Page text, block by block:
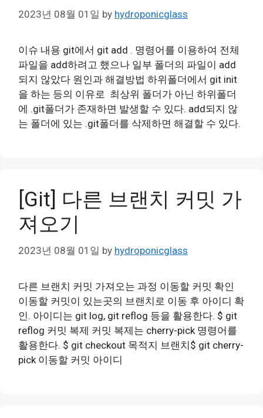
2023년 08월 01일 by hydroponicglass
이슈 내용 git에서 git add . 명령어를 이용하여 전체
파일을 add하려고 했으나 일부 폴더의 파일이 add
되지 않았다 원인과 해결방법 하위폴더에서 git init
을 하는 등의 이유로 최상위 폴더가 아닌 하위폴더
에 .git폴더가 존재하면 발생할 수 있다. add되지 않
는 폴더에 있는 .git폴더를 삭제하면 해결할 수 있다.
[Git] 다른 브랜치 커밋 가
져오기
2023년 08월 01일 by hydroponicglass
다른 브랜치 커밋 가져오는 과정 이동할 커밋 확인
이동할 커밋이 있는곳의 브랜치로 이동 후 아이디 확
인. 아이디는 git log, git reflog 등을 활용한다. $ git
reflog 커밋 복제 커밋 복제는 cherry-pick 명령어를
활용한다. $ git checkout 목적지 브랜치$ git cherry-
pick 이동할 커밋 아이디